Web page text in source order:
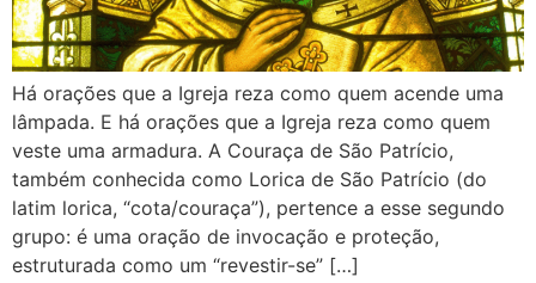
Há orações que a Igreja reza como quem acende uma
lâmpada. E há orações que a Igreja reza como quem
veste uma armadura. A Couraça de São Patrício,
também conhecida como Lorica de São Patrício (do
latim lorica, “cota/couraça”), pertence a esse segundo
grupo: é uma oração de invocação e proteção,
estruturada como um “revestir-se” […]